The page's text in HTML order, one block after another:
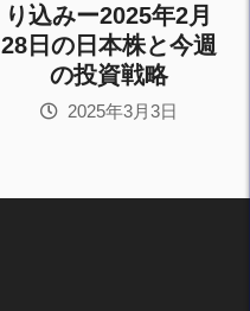
り込みー2025年2月
28日の日本株と今週
の投資戦略
2025年3月3日